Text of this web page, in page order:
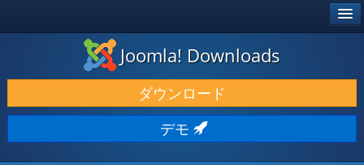
ダウンロードと機能拡張
発見と学び
コミュニティとサポート
Joomla! Downloads
ダウンロード
デモ